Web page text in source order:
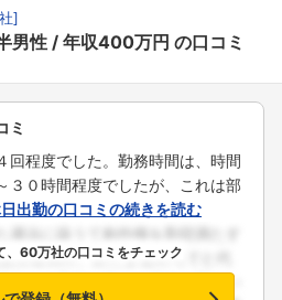
]
男性 年収400万円 の口コミ
ミ
回程度でした。勤務時間は、時間
３０時間程度でしたが、これは部
出勤の口コミの続きを読む
、60万社の口コミをチェック